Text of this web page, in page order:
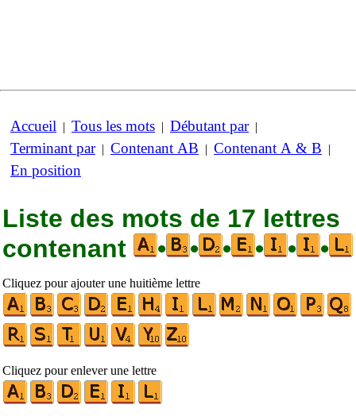
Accueil | Tous les mots | Débutant par|
Terminant par| Contenant AB | Contenant A & B |
En position
Liste des mots de 17 lettres
contenant
• • • • • •
Cliquez pour ajouter une huitième lettre
Cliquez pour enlever une lettre